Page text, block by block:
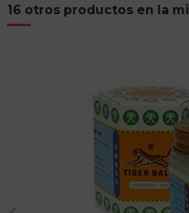
16 otros productos en la